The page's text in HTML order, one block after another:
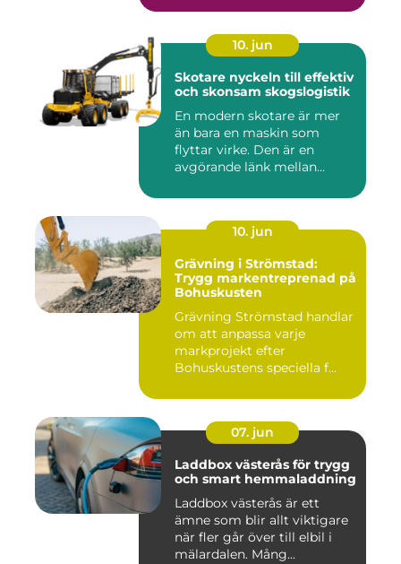
10. jun
Skotare nyckeln till effektiv
och skonsam skogslogistik
En modern skotare är mer
än bara en maskin som
flyttar virke. Den är en
avgörande länk mellan
10. jun
Grävning i Strömstad:
Trygg markentreprenad på
Bohuskusten
Grävning Strömstad handlar
om att anpassa varje
markprojekt efter
Bohuskustens speciella f...
07. jun
Laddbox västerås för trygg
och smart hemmaladdning
Laddbox västerås är ett
ämne som blir allt viktigare
när fler går över till elbil i
mälardalen. Mång...